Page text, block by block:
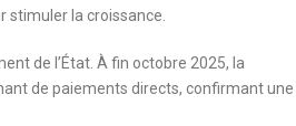
stimuler la croissance.
de l’État. À fin octobre 2025, la
de paiements directs, confirmant une